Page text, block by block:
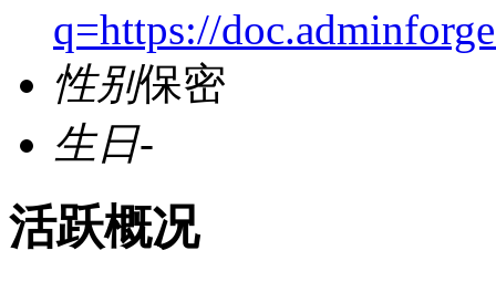
q=https://
性别保密
生日-
活跃概况